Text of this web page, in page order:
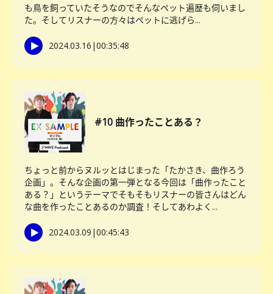
も鳥を飼っていたそうなのでそんなペット遍歴も伺いまし
た。そしてリスナーの方々はペットに逃げら...
2024.03.16 |00:35:48
#10 曲作ったことある？
ちょっと前からヌルッとはじまった「たかさき、曲作ろう
企画」。そんな企画の第一弾となる今回は「曲作ったこと
ある？」というテーマでそもそもリスナーの皆さんはどん
な曲を作ったことあるのか調査！そしてあわよく...
2024.03.09 |00:45:43